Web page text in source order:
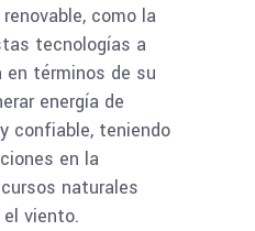
como la
tecnologías a
en términos de su
energía de
confiable, teniendo
en la
naturales
viento.